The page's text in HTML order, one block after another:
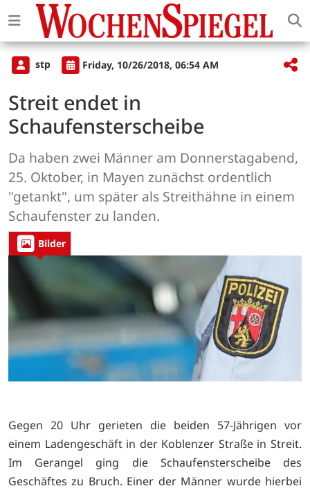
stp Friday, 10/26/2018, 06:54 AM
Streit endet in
Schaufensterscheibe
Da haben zwei Männer am Donnerstagabend,
25. Oktober, in Mayen zunächst ordentlich
"getankt", um später als Streithähne in einem
Schaufenster zu landen.
Bilder
Gegen 20 Uhr gerieten die beiden 57-Jährigen vor
einem Ladengeschäft in der Koblenzer Straße in Streit.
Im Gerangel ging die Schaufensterscheibe des
Geschäftes zu Bruch. Einer der Männer wurde hierbei